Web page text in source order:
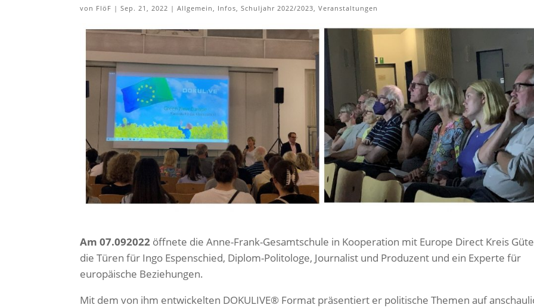
von FlöF |Sep. 21, 2022 |Allgemein, Infos,Schuljahr 2022/2023,Veranstaltungen
Am 07.092022 öffnete die Anne-Frank-Gesamtschule in Kooperation mit Europe Direct Kreis
die Türen für Ingo Espenschied, Diplom-Politologe, Journalist und Produzent und ein Experte für
europäische Beziehungen.
Mit dem von ihm entwickelten DOKULIVE® Format präsentiert er politische Themen auf